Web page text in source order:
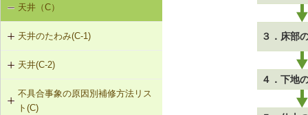
G-2-307 タイル張替え工法
G-2-308 アンカーピンニング工法
G-2-309 注入口付アンカーピンニン
グ工法
内壁の傾斜（N-1）
天井（C）
天井のたわみ(C-1)
C-1-701 天井下地材・仕上材の張替
え
天井(C-2)
C-2-001 天井仕上材の張替え
不具合事象の原因別補修方法リス
ト(C)
３．床部
４．下地